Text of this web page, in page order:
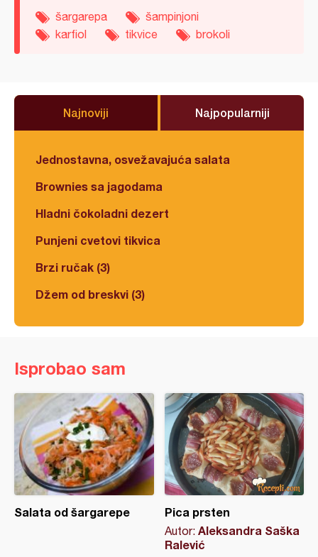
šargarepa
šampinjoni
karfiol
tikvice brokoli
Najnoviji Najpopularniji
Jednostavna, osvežavajuća salata
Brownies sa jagodama
Hladni čokoladni dezert
Punjeni cvetovi tikvica
Brzi ručak (3)
Džem od breskvi (3)
Isprobao sam
Salata od šargarepe Pica prsten
Autor: Aleksandra Saška
Ralević